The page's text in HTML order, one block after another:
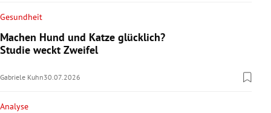
Gesundheit
Machen Hund und Katze glücklich?
Studie weckt Zweifel
Gabriele Kuhn30.07.2026
Analyse